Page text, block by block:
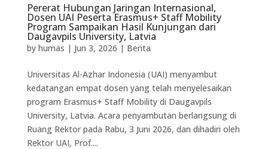
Pererat Hubungan Jaringan Internasional,
Dosen UAI Peserta Erasmus+ Staff Mobility
Program Sampaikan Hasil Kunjungan dari
Daugavpils University, Latvia
by humas | Jun 3, 2026 | Berita
Universitas Al-Azhar Indonesia (UAI) menyambut
kedatangan empat dosen yang telah menyelesaikan
program Erasmus+ Staff Mobility di Daugavpils
University, Latvia. Acara penyambutan berlangsung di
Ruang Rektor pada Rabu, 3 Juni 2026, dan dihadiri oleh
Rektor UAI, Prof....